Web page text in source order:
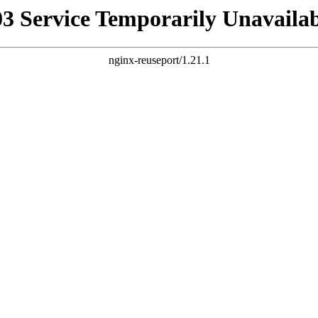
Service Temporarily
nginx-reuseport/1.21.1